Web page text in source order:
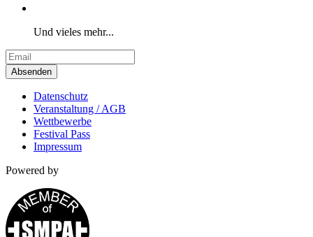
Und vieles mehr...
Absenden
Datenschutz
Veranstaltung / AGB
Wettbewerbe
Festival Pass
Impressum
Powered by